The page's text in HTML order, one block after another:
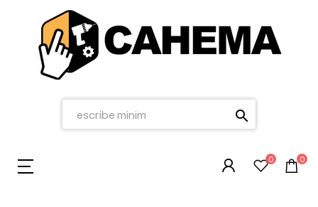
search
0 0